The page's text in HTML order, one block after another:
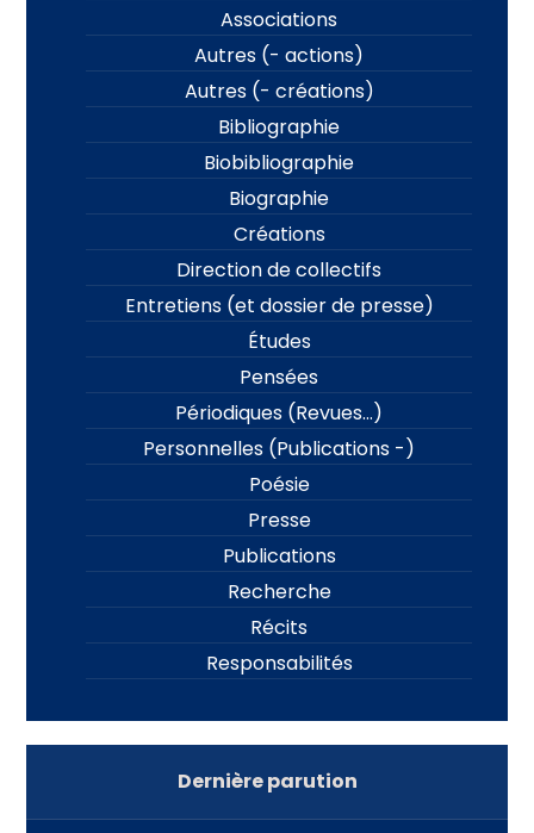
Associations
Autres (- actions)
Autres (- créations)
Bibliographie
Biobibliographie
Biographie
Créations
Direction de collectifs
Entretiens (et dossier de presse)
Études
Pensées
Périodiques (Revues…)
Personnelles (Publications -)
Poésie
Presse
Publications
Recherche
Récits
Responsabilités
Dernière parution